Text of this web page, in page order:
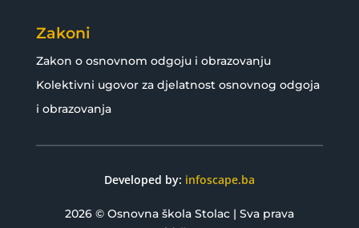
Zakoni
Zakon o osnovnom odgoju i obrazovanju
Kolektivni ugovor za djelatnost osnovnog odgoja
i obrazovanja
2026 © Osnovna škola Stolac | Sva prava
Developed by: infoscape.ba